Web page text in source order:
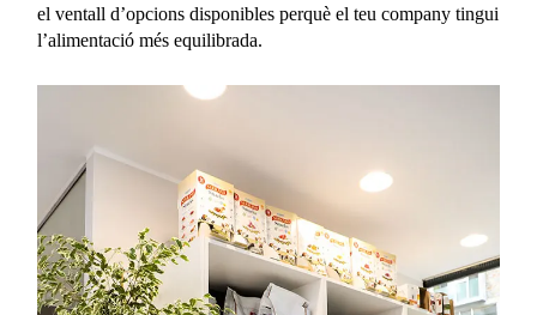
el ventall d’opcions disponibles perquè el teu company tingui
l’alimentació més equilibrada.